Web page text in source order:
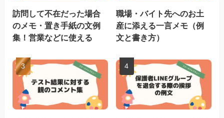
訪問して不在だった場合
のメモ・置き手紙の文例
集！営業などに使える
職場・バイト先へのお土
産に添える一言メモ（例
文と書き方）